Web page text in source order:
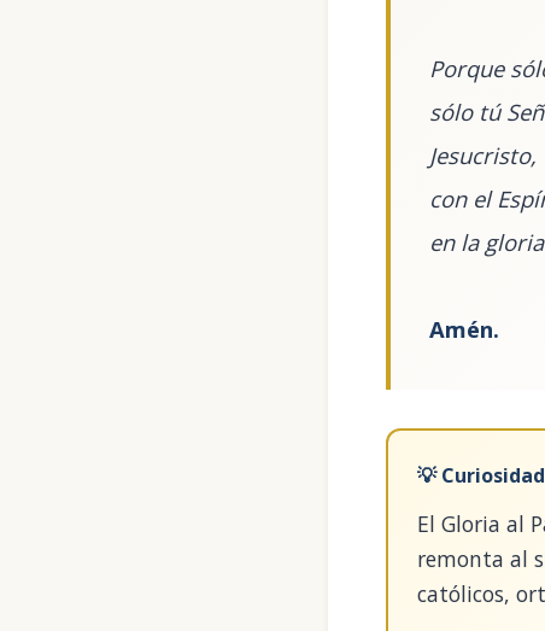
Porque
sólo tú
Jesucristo,
con el
en la
Amén.
💡 Curiosidad
El Gloria al
remonta al
católicos,